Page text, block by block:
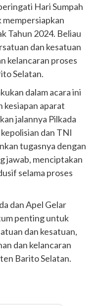
Hari Sumpah
mempersiapkan
Tahun 2024. Beliau
dan kesatuan
kelancaran proses
Selatan.
dalam acara ini
kesiapan aparat
jalannya Pilkada
dan TNI
tugasnya dengan
jawab, menciptakan
selama proses
dan Apel Gelar
penting untuk
dan kesatuan,
dan kelancaran
Barito Selatan.